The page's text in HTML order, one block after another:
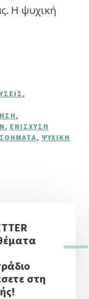
Η ψυχική
,
,
, ΕΝΊΣΧΥΣΗ
, ΨΥΧΙΚΉ
στη